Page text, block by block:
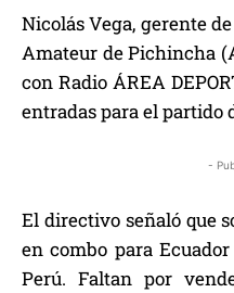
Nicolás Vega, gerente
Amateur de Pichincha
con Radio ÁREA
entradas para el partido
-
El directivo señaló que
en combo para
Perú. Faltan por